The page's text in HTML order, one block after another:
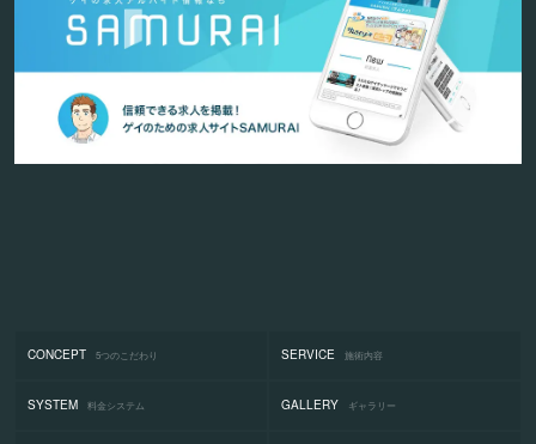
CONCEPT 5つのこだわり SERVICE 施術内容
SYSTEM 料金システム GALLERY ギャラリー